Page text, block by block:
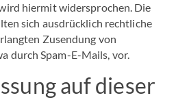
hiermit widersprochen. Die
sich ausdrücklich rechtliche
Zusendung von
durch Spam-E-Mails, vor.
auf dieser